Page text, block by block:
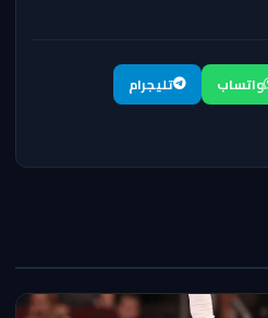
واتساب
تليجرام